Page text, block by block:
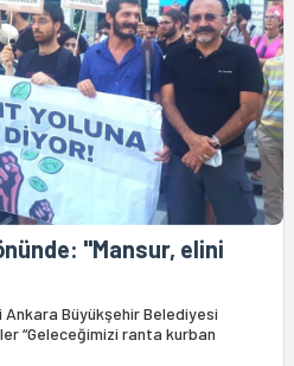
"Mansur, elini
Ankara Büyükşehir Belediyesi
“Geleceğimizi ranta kurban